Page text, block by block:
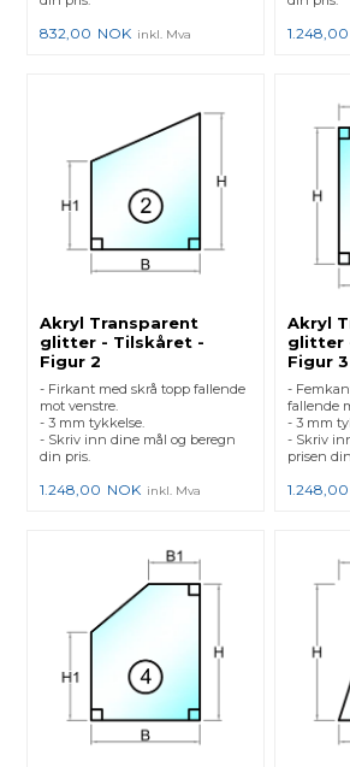
832,00 NOK inkl. Mva 1.248,00
Akryl Transparent
glitter - Tilskåret -
Figur 2
- Firkant med skrå topp fallende
mot venstre.
- 3 mm tykkelse.
- Skriv inn dine mål og beregn
din pris.
1.248,00 NOK inkl. Mva
Akryl
glitter
Figur 3
-
fallende
- 3 mm
- Skriv
prisen din.
1.248,00